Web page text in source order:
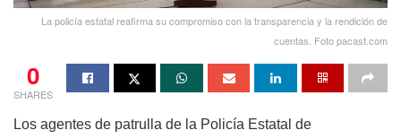
La policía estatal reafirma su compromiso con la transparencia y la rendición de
cuentas. Foto pacast.com
0
SHARES
Los agentes de patrulla de la Policía Estatal de